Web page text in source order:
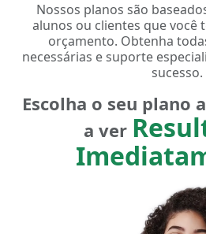
Nossos planos são
alunos ou clientes que você
orçamento. Obtenha
necessárias e suporte
sucesso.
Escolha o seu plano
a ver